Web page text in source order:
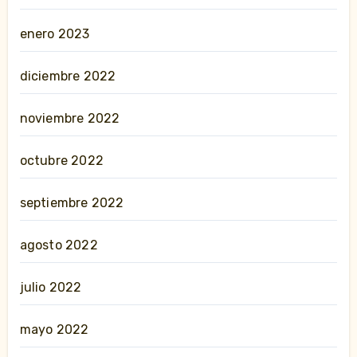
enero 2023
diciembre 2022
noviembre 2022
octubre 2022
septiembre 2022
agosto 2022
julio 2022
mayo 2022